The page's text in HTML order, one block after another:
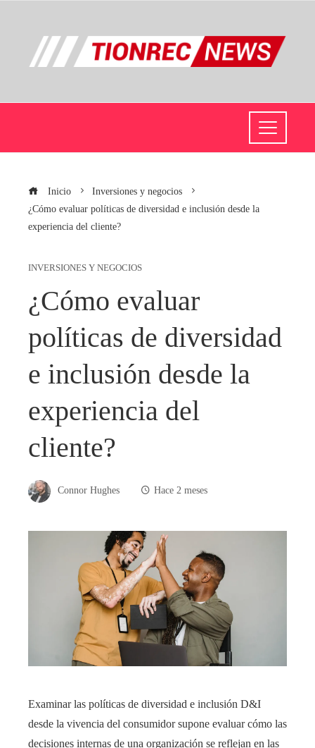
Inicio
Inversiones y negocios
¿Cómo evaluar políticas de diversidad e inclusión desde la
experiencia del cliente?
INVERSIONES Y NEGOCIOS
¿Cómo evaluar
políticas de diversidad
e inclusión desde la
experiencia del
cliente?
Connor Hughes Hace 2 meses
Examinar las políticas de diversidad e inclusión D&I
desde la vivencia del consumidor supone evaluar cómo las
decisiones internas de una organización se reflejan en las